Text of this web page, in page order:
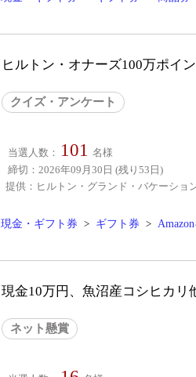
ヒルトン・オナーズ100万ポイ
クイズ・アンケート
当選人数： 101 名様
締切：2026年09月30日 (残り53日)
提供：ヒルトン・グランド・バケーショ
現金・ギフト券 > ギフト券 >
現金10万円、魚沼産コシヒカリ
ネット懸賞